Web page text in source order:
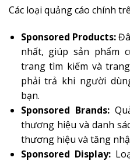
Các loại quảng cáo chính
Sponsored Products:
nhất, giúp sản phẩm
trang tìm kiếm và
phải trả khi người
bạn.
Sponsored Brands:
thương hiệu và danh
thương hiệu và tăng
Sponsored Display: